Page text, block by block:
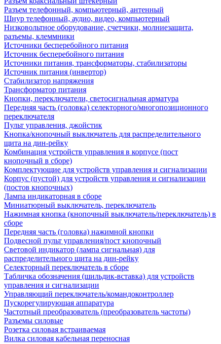
Разъем телефонный, компьютерный, антенный
Шнур телефонный, аудио, видео, компьютерный
Низковольтное оборудование, счетчики, молниезащита,
разъемы, клеммники
Источники бесперебойного питания
Источник бесперебойного питания
Источники питания, трансформаторы, стабилизаторы
Источник питания (инвертор)
Стабилизатор напряжения
Трансформатор питания
Кнопки, переключатели, светосигнальная арматура
Передняя часть (головка) селекторного/многопозиционного
переключателя
Пульт управления, джойстик
Кнопка/кнопочный выключатель для распределительного
щита на дин-рейку
Комбинация устройств управления в корпусе (пост
кнопочный в сборе)
Комплектующие для устройств управления и сигнализации
Корпус (пустой) для устройств управления и сигнализации
(постов кнопочных)
Лампа индикаторная в сборе
Миниатюрный выключатель, переключатель
Нажимная кнопка (кнопочный выключатель/переключатель) в
сборе
Передняя часть (головка) нажимной кнопки
Подвесной пульт управления/пост кнопочный
Световой индикатор (лампа сигнальная) для
распределительного щита на дин-рейку
Селекторный переключатель в сборе
Табличка обозначения (шильдик-вставка) для устройств
управления и сигнализации
Управляющий переключатель/командоконтроллер
Пускорегулирующая аппаратура
Частотный преобразователь (преобразователь частоты)
Разъемы силовые
Розетка силовая встраиваемая
Вилка силовая кабельная переносная